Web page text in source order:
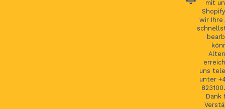
mit
wir Ihre
uns
unter
Dank